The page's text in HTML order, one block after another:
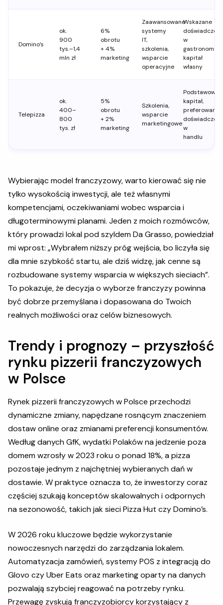
Domino’s
ok.
900
tys.–1,4
mln zł
6%
obrotu
+ 4%
marketing
Zaawansowane
systemy
IT,
szkolenia,
wsparcie
operacyjne
Wskazane
w
gastronomii,
kapitał
własny
Telepizza
ok.
400–
800
tys. zł
5%
obrotu
+ 2%
marketing
Szkolenia,
wsparcie
marketingowe
Podstawowy
kapitał,
preferowane
w
handlu
Wybierając model franczyzowy, warto kierować się nie
tylko wysokością inwestycji, ale też własnymi
kompetencjami, oczekiwaniami wobec wsparcia i
długoterminowymi planami. Jeden z moich rozmówców,
który prowadzi lokal pod szyldem Da Grasso, powiedział
mi wprost: „Wybrałem niższy próg wejścia, bo liczyła się
dla mnie szybkość startu, ale dziś widzę, jak cenne są
rozbudowane systemy wsparcia w większych sieciach”.
To pokazuje, że decyzja o wyborze franczyzy powinna
być dobrze przemyślana i dopasowana do Twoich
realnych możliwości oraz celów biznesowych.
Trendy i prognozy – przyszłość
rynku pizzerii franczyzowych
w Polsce
Rynek pizzerii franczyzowych w Polsce przechodzi
dynamiczne zmiany, napędzane rosnącym znaczeniem
dostaw online oraz zmianami preferencji konsumentów.
Według danych GfK, wydatki Polaków na jedzenie poza
domem wzrosły w 2023 roku o ponad 18%, a pizza
pozostaje jednym z najchętniej wybieranych dań w
dostawie. W praktyce oznacza to, że inwestorzy coraz
częściej szukają konceptów skalowalnych i odpornych
na sezonowość, takich jak sieci Pizza Hut czy Domino’s.
W 2026 roku kluczowe będzie wykorzystanie
nowoczesnych narzędzi do zarządzania lokalem.
Automatyzacja zamówień, systemy POS z integracją do
Glovo czy Uber Eats oraz marketing oparty na danych
pozwalają szybciej reagować na potrzeby rynku.
Przewagę zyskują franczyzobiorcy korzystający z